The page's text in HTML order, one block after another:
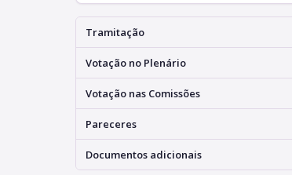
Tramitação
Votação no Plenário
Votação nas Comissões
Pareceres
Documentos adicionais